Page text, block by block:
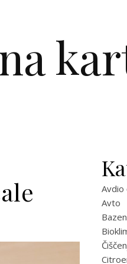
Avdio
Avto